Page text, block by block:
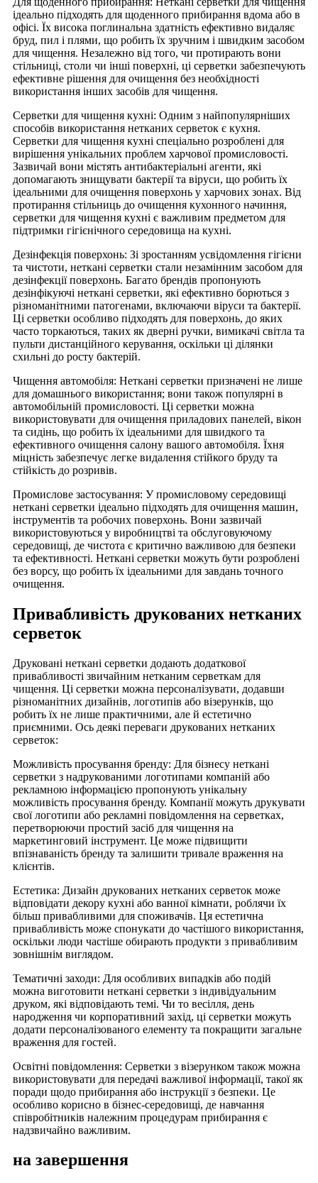
ідеально підходять для щоденного прибирання вдома або в
офісі. Їх висока поглинальна здатність ефективно видаляє
бруд, пил і плями, що робить їх зручним і швидким засобом
для чищення. Незалежно від того, чи протирають вони
стільниці, столи чи інші поверхні, ці серветки забезпечують
ефективне рішення для очищення без необхідності
використання інших засобів для чищення.
Серветки для чищення кухні: Одним з найпопулярніших
способів використання нетканих серветок є кухня.
Серветки для чищення кухні спеціально розроблені для
вирішення унікальних проблем харчової промисловості.
Зазвичай вони містять антибактеріальні агенти, які
допомагають знищувати бактерії та віруси, що робить їх
ідеальними для очищення поверхонь у харчових зонах. Від
протирання стільниць до очищення кухонного начиння,
серветки для чищення кухні є важливим предметом для
підтримки гігієнічного середовища на кухні.
Дезінфекція поверхонь: Зі зростанням усвідомлення гігієни
та чистоти, неткані серветки стали незамінним засобом для
дезінфекції поверхонь. Багато брендів пропонують
дезінфікуючі неткані серветки, які ефективно борються з
різноманітними патогенами, включаючи віруси та бактерії.
Ці серветки особливо підходять для поверхонь, до яких
часто торкаються, таких як дверні ручки, вимикачі світла та
пульти дистанційного керування, оскільки ці ділянки
схильні до росту бактерій.
Чищення автомобіля: Неткані серветки призначені не лише
для домашнього використання; вони також популярні в
автомобільній промисловості. Ці серветки можна
використовувати для очищення приладових панелей, вікон
та сидінь, що робить їх ідеальними для швидкого та
ефективного очищення салону вашого автомобіля. Їхня
міцність забезпечує легке видалення стійкого бруду та
стійкість до розривів.
Промислове застосування: У промисловому середовищі
неткані серветки ідеально підходять для очищення машин,
інструментів та робочих поверхонь. Вони зазвичай
використовуються у виробництві та обслуговуючому
середовищі, де чистота є критично важливою для безпеки
та ефективності. Неткані серветки можуть бути розроблені
без ворсу, що робить їх ідеальними для завдань точного
очищення.
Привабливість друкованих нетканих
серветок
Друковані неткані серветки додають додаткової
привабливості звичайним нетканим серветкам для
чищення. Ці серветки можна персоналізувати, додавши
різноманітних дизайнів, логотипів або візерунків, що
робить їх не лише практичними, але й естетично
приємними. Ось деякі переваги друкованих нетканих
серветок:
Можливість просування бренду: Для бізнесу неткані
серветки з надрукованими логотипами компаній або
рекламною інформацією пропонують унікальну
можливість просування бренду. Компанії можуть друкувати
свої логотипи або рекламні повідомлення на серветках,
перетворюючи простий засіб для чищення на
маркетинговий інструмент. Це може підвищити
впізнаваність бренду та залишити тривале враження на
клієнтів.
Естетика: Дизайн друкованих нетканих серветок може
відповідати декору кухні або ванної кімнати, роблячи їх
більш привабливими для споживачів. Ця естетична
привабливість може спонукати до частішого використання,
оскільки люди частіше обирають продукти з привабливим
зовнішнім виглядом.
Тематичні заходи: Для особливих випадків або подій
можна виготовити неткані серветки з індивідуальним
друком, які відповідають темі. Чи то весілля, день
народження чи корпоративний захід, ці серветки можуть
додати персоналізованого елементу та покращити загальне
враження для гостей.
Освітні повідомлення: Серветки з візерунком також можна
використовувати для передачі важливої ​​інформації, такої як
поради щодо прибирання або інструкції з безпеки. Це
особливо корисно в бізнес-середовищі, де навчання
співробітників належним процедурам прибирання є
надзвичайно важливим.
на завершення